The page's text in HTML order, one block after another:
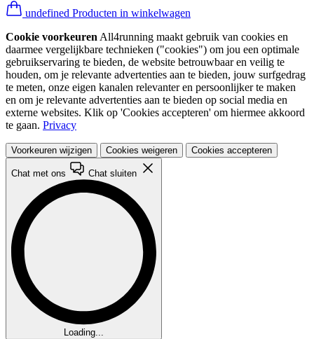
undefined Producten in winkelwagen
Cookie voorkeuren All4running maakt gebruik van cookies en
daarmee vergelijkbare technieken ("cookies") om jou een optimale
gebruikservaring te bieden, de website betrouwbaar en veilig te
houden, om je relevante advertenties aan te bieden, jouw surfgedrag
te meten, onze eigen kanalen relevanter en persoonlijker te maken
en om je relevante advertenties aan te bieden op social media en
externe websites. Klik op 'Cookies accepteren' om hiermee akkoord
te gaan. Privacy
Voorkeuren wijzigen Cookies weigeren Cookies accepteren
Chat met ons Chat sluiten
Loading...